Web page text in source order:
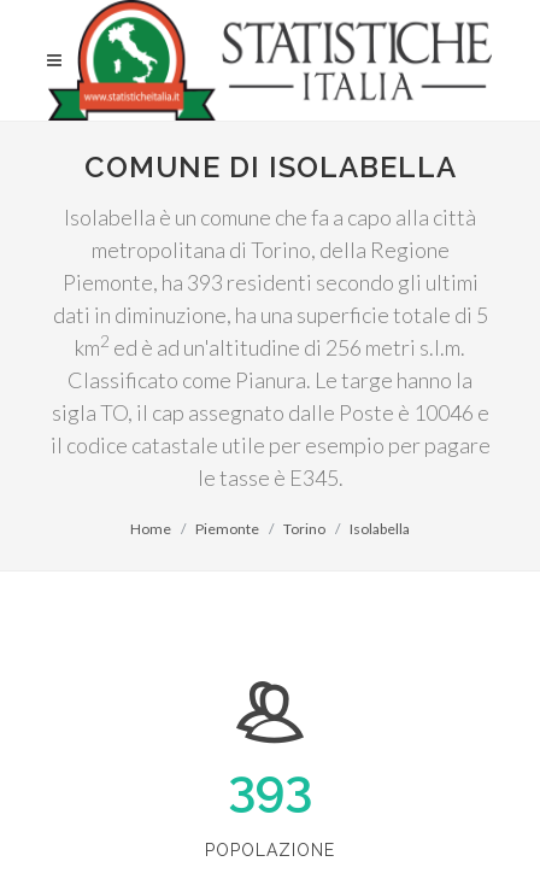
COMUNE DI ISOLABELLA
Isolabella è un comune che fa a capo alla città
metropolitana di Torino, della Regione
Piemonte, ha 393 residenti secondo gli ultimi
dati in diminuzione, ha una superficie totale di 5
km2 ed è ad un'altitudine di 256 metri s.l.m.
Classificato come Pianura. Le targe hanno la
sigla TO, il cap assegnato dalle Poste è 10046 e
il codice catastale utile per esempio per pagare
le tasse è E345.
Home Piemonte Torino Isolabella
393
POPOLAZIONE